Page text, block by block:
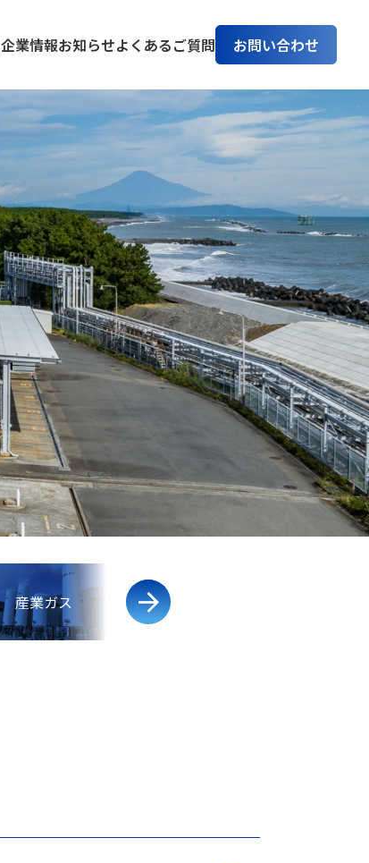
企業情報お知らせよくあるご質問 お問い合わせ
産業ガス 医療ガス